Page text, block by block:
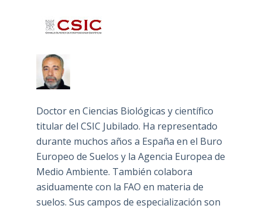
Doctor en Ciencias Biológicas y científico
titular del CSIC Jubilado. Ha representado
durante muchos años a España en el Buro
Europeo de Suelos y la Agencia Europea de
Medio Ambiente. También colabora
asiduamente con la FAO en materia de
suelos. Sus campos de especialización son